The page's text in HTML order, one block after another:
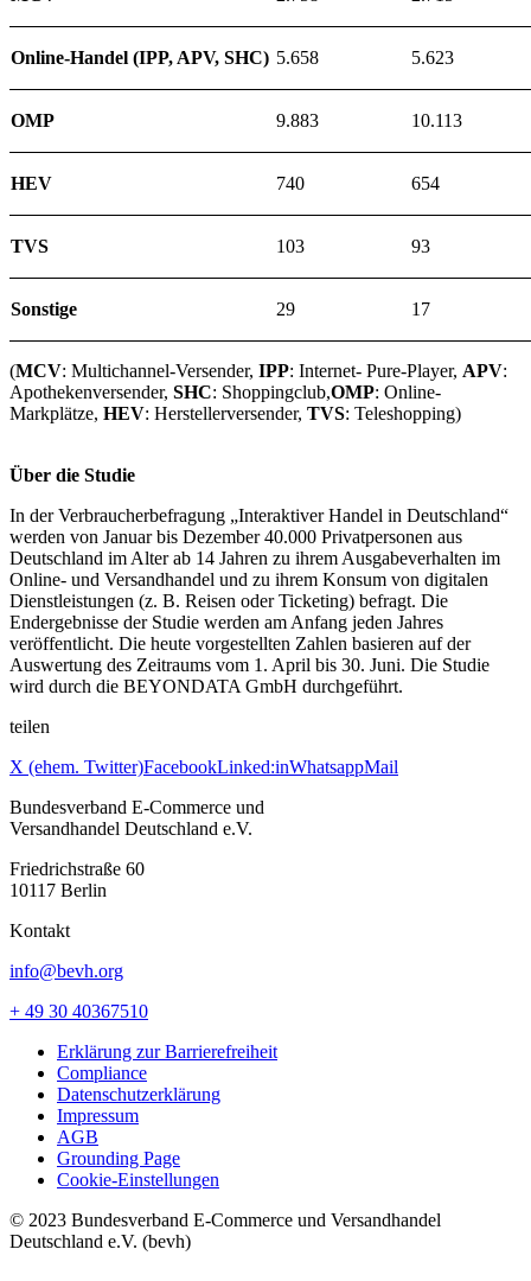
Online-Handel (IPP, APV, SHC) 5.658 5.623
OMP 9.883 10.113
HEV 740 654
TVS 103 93
Sonstige 29 17
(MCV: Multichannel-Versender, IPP: Internet- Pure-Player, APV:
Apothekenversender, SHC: Shoppingclub,OMP: Online-
Markplätze, HEV: Herstellerversender, TVS: Teleshopping)
Über die Studie
In der Verbraucherbefragung „Interaktiver Handel in Deutschland“
werden von Januar bis Dezember 40.000 Privatpersonen aus
Deutschland im Alter ab 14 Jahren zu ihrem Ausgabeverhalten im
Online- und Versandhandel und zu ihrem Konsum von digitalen
Dienstleistungen (z. B. Reisen oder Ticketing) befragt. Die
Endergebnisse der Studie werden am Anfang jeden Jahres
veröffentlicht. Die heute vorgestellten Zahlen basieren auf der
Auswertung des Zeitraums vom 1. April bis 30. Juni. Die Studie
wird durch die BEYONDATA GmbH durchgeführt.
teilen
X (ehem. Twitter)FacebookLinked:inWhatsappMail
Bundesverband E-Commerce und
Versandhandel Deutschland e.V.
Friedrichstraße 60
10117 Berlin
Kontakt
info@bevh.org
+ 49 30 40367510
Erklärung zur Barrierefreiheit
Compliance
Datenschutzerklärung
Impressum
AGB
Grounding Page
Cookie-Einstellungen
© 2023 Bundesverband E-Commerce und Versandhandel
Deutschland e.V. (bevh)